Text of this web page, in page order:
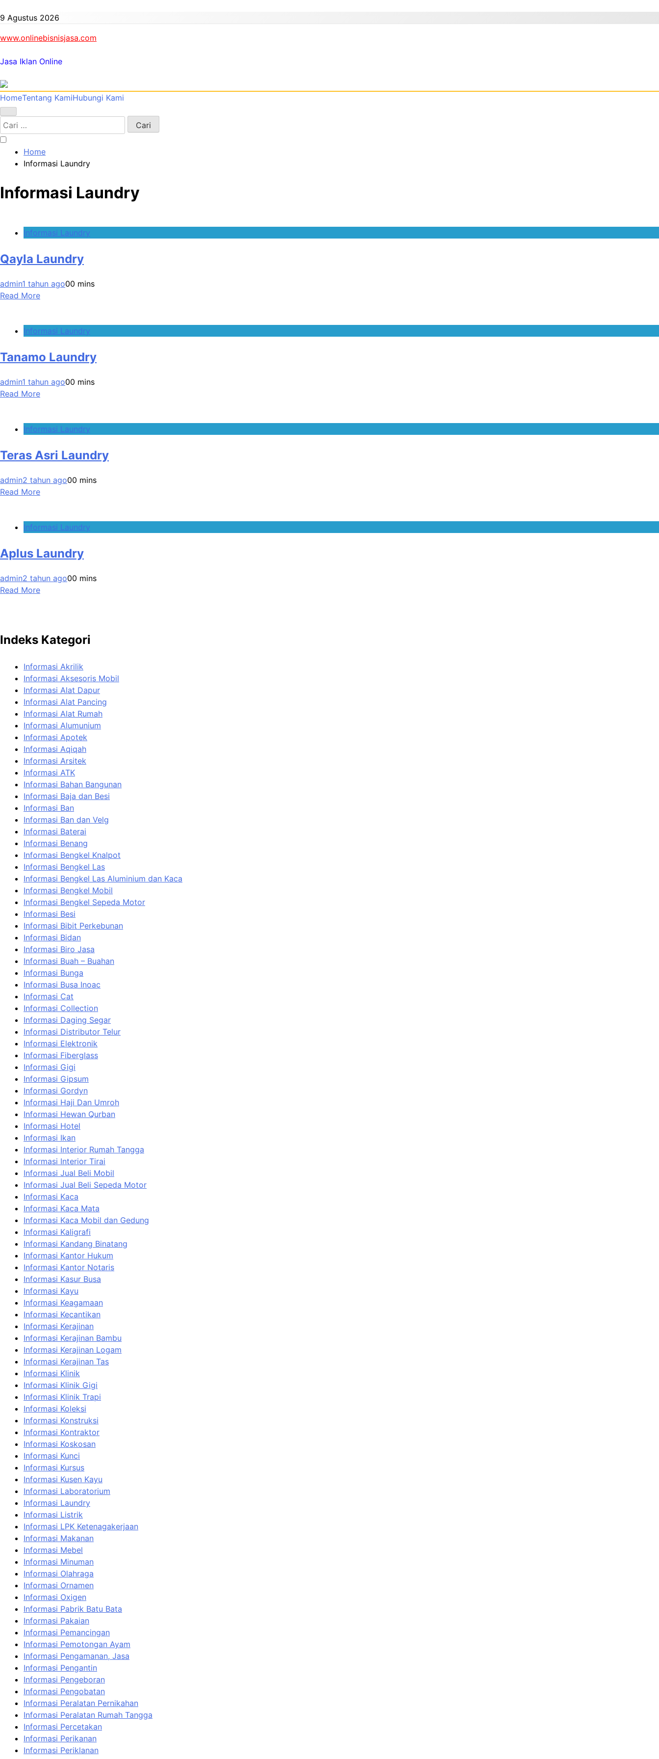
to
9 Agustus 2026
www.onlinebisnisjasa.com
Jasa Iklan Online
HomeTentang KamiHubungi Kami
Cari
untuk:
Home
Informasi Laundry
Informasi Laundry
Informasi Laundry
Qayla Laundry
admin1 tahun ago00 mins
Read More
Informasi Laundry
Tanamo Laundry
admin1 tahun ago00 mins
Read More
Informasi Laundry
Teras Asri Laundry
admin2 tahun ago00 mins
Read More
Informasi Laundry
Aplus Laundry
admin2 tahun ago00 mins
Read More
Indeks Kategori
Informasi Akrilik
Informasi Aksesoris Mobil
Informasi Alat Dapur
Informasi Alat Pancing
Informasi Alat Rumah
Informasi Alumunium
Informasi Apotek
Informasi Aqiqah
Informasi Arsitek
Informasi ATK
Informasi Bahan Bangunan
Informasi Baja dan Besi
Informasi Ban
Informasi Ban dan Velg
Informasi Baterai
Informasi Benang
Informasi Bengkel Knalpot
Informasi Bengkel Las
Informasi Bengkel Las Aluminium dan Kaca
Informasi Bengkel Mobil
Informasi Bengkel Sepeda Motor
Informasi Besi
Informasi Bibit Perkebunan
Informasi Bidan
Informasi Biro Jasa
Informasi Buah – Buahan
Informasi Bunga
Informasi Busa Inoac
Informasi Cat
Informasi Collection
Informasi Daging Segar
Informasi Distributor Telur
Informasi Elektronik
Informasi Fiberglass
Informasi Gigi
Informasi Gipsum
Informasi Gordyn
Informasi Haji Dan Umroh
Informasi Hewan Qurban
Informasi Hotel
Informasi Ikan
Informasi Interior Rumah Tangga
Informasi Interior Tirai
Informasi Jual Beli Mobil
Informasi Jual Beli Sepeda Motor
Informasi Kaca
Informasi Kaca Mata
Informasi Kaca Mobil dan Gedung
Informasi Kaligrafi
Informasi Kandang Binatang
Informasi Kantor Hukum
Informasi Kantor Notaris
Informasi Kasur Busa
Informasi Kayu
Informasi Keagamaan
Informasi Kecantikan
Informasi Kerajinan
Informasi Kerajinan Bambu
Informasi Kerajinan Logam
Informasi Kerajinan Tas
Informasi Klinik
Informasi Klinik Gigi
Informasi Klinik Trapi
Informasi Koleksi
Informasi Konstruksi
Informasi Kontraktor
Informasi Koskosan
Informasi Kunci
Informasi Kursus
Informasi Kusen Kayu
Informasi Laboratorium
Informasi Laundry
Informasi Listrik
Informasi LPK Ketenagakerjaan
Informasi Makanan
Informasi Mebel
Informasi Minuman
Informasi Olahraga
Informasi Ornamen
Informasi Oxigen
Informasi Pabrik Batu Bata
Informasi Pakaian
Informasi Pemancingan
Informasi Pemotongan Ayam
Informasi Pengamanan, Jasa
Informasi Pengantin
Informasi Pengeboran
Informasi Pengobatan
Informasi Peralatan Pernikahan
Informasi Peralatan Rumah Tangga
Informasi Percetakan
Informasi Perikanan
Informasi Periklanan